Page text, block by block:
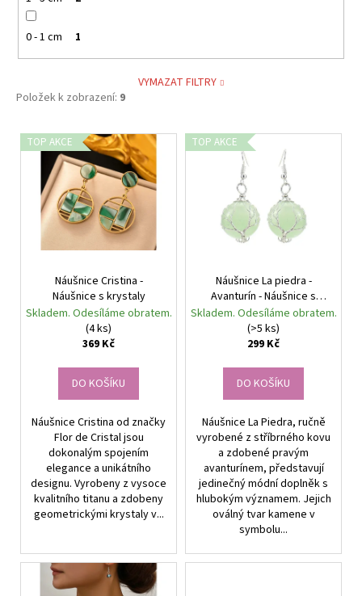
0 - 1 cm 1
VYMAZAT FILTRY
Položek k zobrazení: 9
V
d
TOP AKCE
Náušnice Cristina -
Náušnice s krystaly
Skladem. Odesíláme obratem.
(4 ks)
369 Kč
DO KOŠÍKU
Náušnice Cristina od značky
Flor de Cristal jsou
dokonalým spojením
elegance a unikátního
designu. Vyrobeny z vysoce
kvalitního titanu a zdobeny
geometrickými krystaly v...
TOP AKCE
Náušnice La piedra -
Avanturín - Náušnice s
kameny
Skladem. Odesíláme obratem.
(>5 ks)
299 Kč
DO KOŠÍKU
Náušnice La Piedra, ručně
vyrobené z stříbrného kovu
a zdobené pravým
avanturínem, představují
jedinečný módní doplněk s
hlubokým významem. Jejich
oválný tvar kamene v
symbolu...